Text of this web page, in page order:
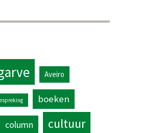
Aveiro
boeken
column cultuur